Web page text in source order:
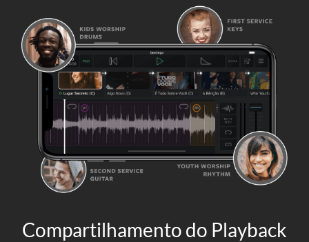
Compartilhamento do Playback